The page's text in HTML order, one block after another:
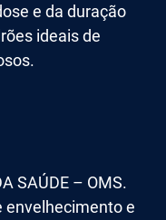
e da duração
ideais de
SAÚDE – OMS.
envelhecimento e